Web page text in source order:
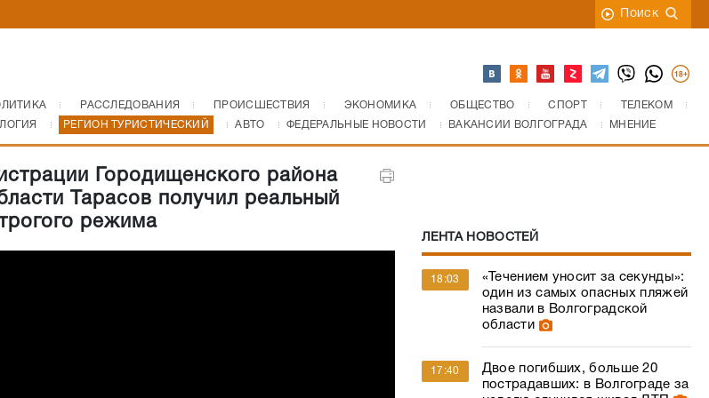
Поиск
РАССЛЕДОВАНИЯ ПРОИСШЕСТВИЯ ЭКОНОМИКА ОБЩЕСТВО СПОРТ
ТЕЛЕКОМ
РЕГИОН ТУРИСТИЧЕСКИЙ АВТО ФЕДЕРАЛЬНЫЕ НОВОСТИ ВАКАНСИИ ВОЛГОГРАДА МНЕНИЕ
Городищенского района
Тарасов получил реальный
режима
ЛЕНТА НОВОСТЕЙ
18:03
«Течением уносит за секунды»:
один из самых опасных пляжей
назвали в Волгоградской
области
17:40
Двое погибших, больше 20
пострадавших: в Волгограде за